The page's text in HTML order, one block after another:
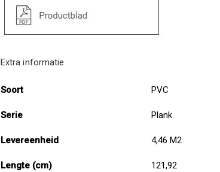
Extra informatie
Extra
Soort PVC
Serie Plank
Levereenheid 4,46 M2
Lengte (cm) 121,92